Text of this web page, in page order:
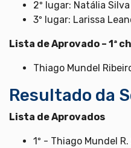
2º lugar: Natália
3º lugar: Larissa
Lista de Aprovado – 1ª
Thiago Mundel
Resultado da
Lista de Aprovados
1º - Thiago Mundel